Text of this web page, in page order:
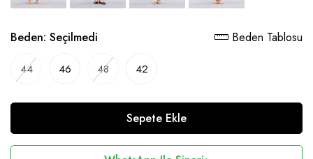
Beden: Seçilmedi Beden Tablosu
44 46 48 42
Sepete Ekle